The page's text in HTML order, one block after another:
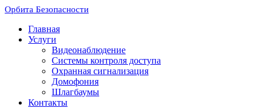
Орбита Безопасности
Главная
Услуги
Видеонаблюдение
Системы контроля доступа
Охранная сигнализация
Домофония
Шлагбаумы
Контакты